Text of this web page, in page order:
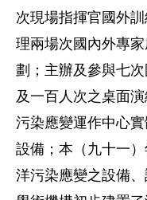
次現場指揮官國外
理兩場次國內外專
劃；主辦及參與七次
及一百人次之桌面
污染應變運作中心
設備；本（九十一
洋污染應變之設備